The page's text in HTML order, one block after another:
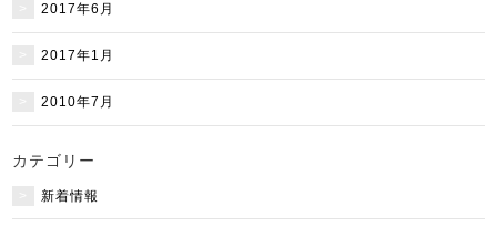
2017年6月
2017年1月
2010年7月
カテゴリー
新着情報